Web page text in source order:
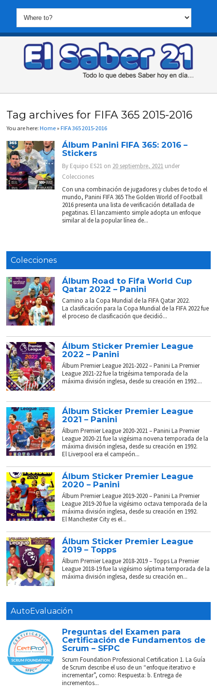
Tag archives for FIFA 365 2015-2016
You are here:Home »FIFA 365 2015-2016
Álbum Panini FIFA 365: 2016 –
Stickers
By Equipo ES21 on 20 septiembre, 2021 under
Colecciones
Con una combinación de jugadores y clubes de todo el
mundo, Panini FIFA 365 The Golden World of Football
2016 presenta una lista de verificación detallada de
pegatinas. El lanzamiento simple adopta un enfoque
similar al de la popular línea de...
Colecciones
Álbum Road to Fifa World Cup
Qatar 2022 – Panini
Camino a la Copa Mundial de la FIFA Qatar 2022.
La clasificación para la Copa Mundial de la FIFA 2022 fue
el proceso de clasificación que decidió...
Álbum Sticker Premier League
2022 – Panini
Álbum Premier League 2021-2022 – Panini La Premier
League 2021-22 fue la trigésima temporada de la
máxima división inglesa, desde su creación en 1992....
Álbum Sticker Premier League
2021 – Panini
Álbum Premier League 2020-2021 – Panini La Premier
League 2020-21 fue la vigésima novena temporada de la
máxima división inglesa, desde su creación en 1992.
El Liverpool era el campeón...
Álbum Sticker Premier League
2020 – Panini
Álbum Premier League 2019-2020 – Panini La Premier
League 2019-20 fue la vigésimo octava temporada de la
máxima división inglesa, desde su creación en 1992.
El Manchester City es el...
Álbum Sticker Premier League
2019 – Topps
Álbum Premier League 2018-2019 – Topps La Premier
League 2018-19 fue la vigésimo séptima temporada de la
máxima división inglesa, desde su creación en...
AutoEvaluación
Preguntas del Examen para
Certificación de Fundamentos de
Scrum – SFPC
Scrum Foundation Professional Certification 1. La Guía
de Scrum describe el uso de un “enfoque iterativo e
incrementar”, como: Respuesta: b. Entrega de
incrementos...